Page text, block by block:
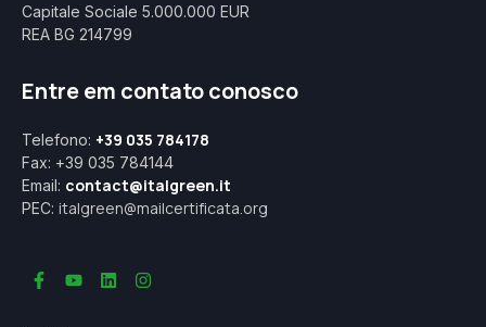
Capitale Sociale 5.000.000 EUR
REA BG 214799
Entre em contato conosco
Telefono: +39 035 784178
Fax: +39 035 784144
Email: contact@italgreen.it
PEC: italgreen@mailcertificata.org